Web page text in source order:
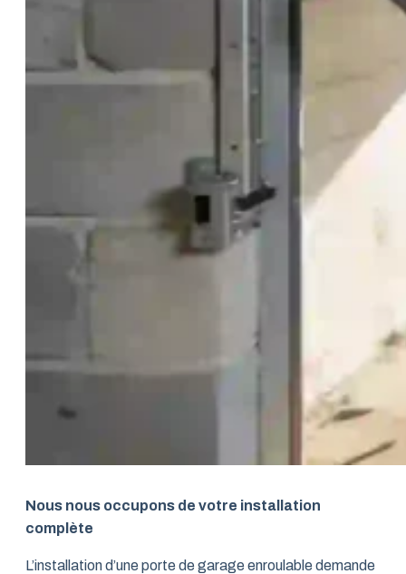
Nous nous occupons de votre installation
complète
L’installation d’une porte de garage enroulable demande